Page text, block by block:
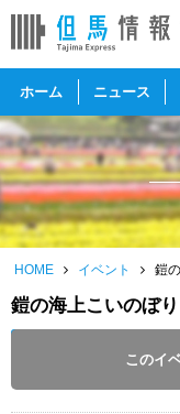
ホーム ニュース
HOME イベント 鎧
鎧の海上こいのぼり
このイ